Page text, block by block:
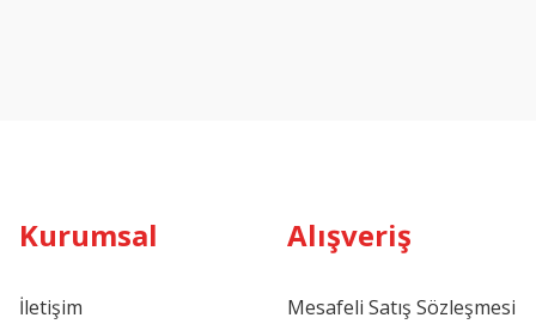
Kurumsal
İletişim
Alışveriş
Mesafeli Satış Sözleşmesi